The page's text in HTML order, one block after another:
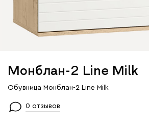
Монблан-2 Line Milk
Обувница Монблан-2 Line Milk
0 отзывов